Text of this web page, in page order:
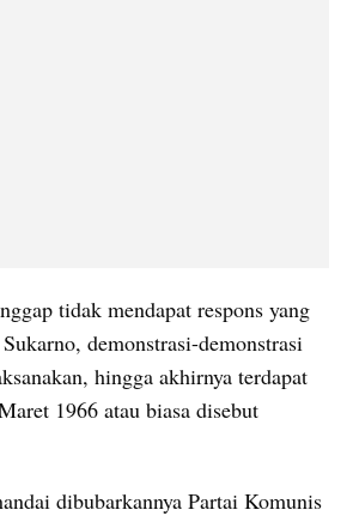
tidak mendapat respons yang
demonstrasi-demonstrasi
hingga akhirnya terdapat
1966 atau biasa disebut
dibubarkannya Partai Komunis